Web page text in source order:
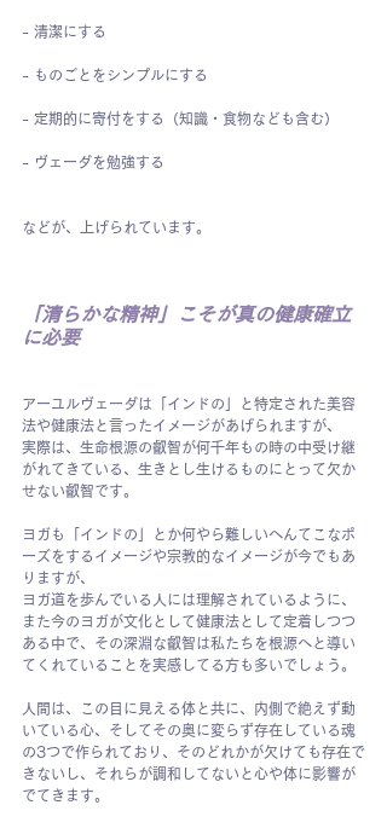
- 清潔にする
- ものごとをシンプルにする
- 定期的に寄付をする（知識・食物なども含む）
- ヴェーダを勉強する
などが、上げられています。
「清らかな精神」こそが真の健康確立
に必要
アーユルヴェーダは「インドの」と特定された美容
法や健康法と言ったイメージがあげられますが、
実際は、生命根源の叡智が何千年もの時の中受け継
がれてきている、生きとし生けるものにとって欠か
せない叡智です。
ヨガも「インドの」とか何やら難しいへんてこなポ
ーズをするイメージや宗教的なイメージが今でもあ
りますが、
ヨガ道を歩んでいる人には理解されているように、
また今のヨガが文化として健康法として定着しつつ
ある中で、その深淵な叡智は私たちを根源へと導い
てくれていることを実感してる方も多いでしょう。
人間は、この目に見える体と共に、内側で絶えず動
いている心、そしてその奥に変らず存在している魂
の3つで作られており、そのどれかが欠けても存在で
きないし、それらが調和してないと心や体に影響が
でてきます。